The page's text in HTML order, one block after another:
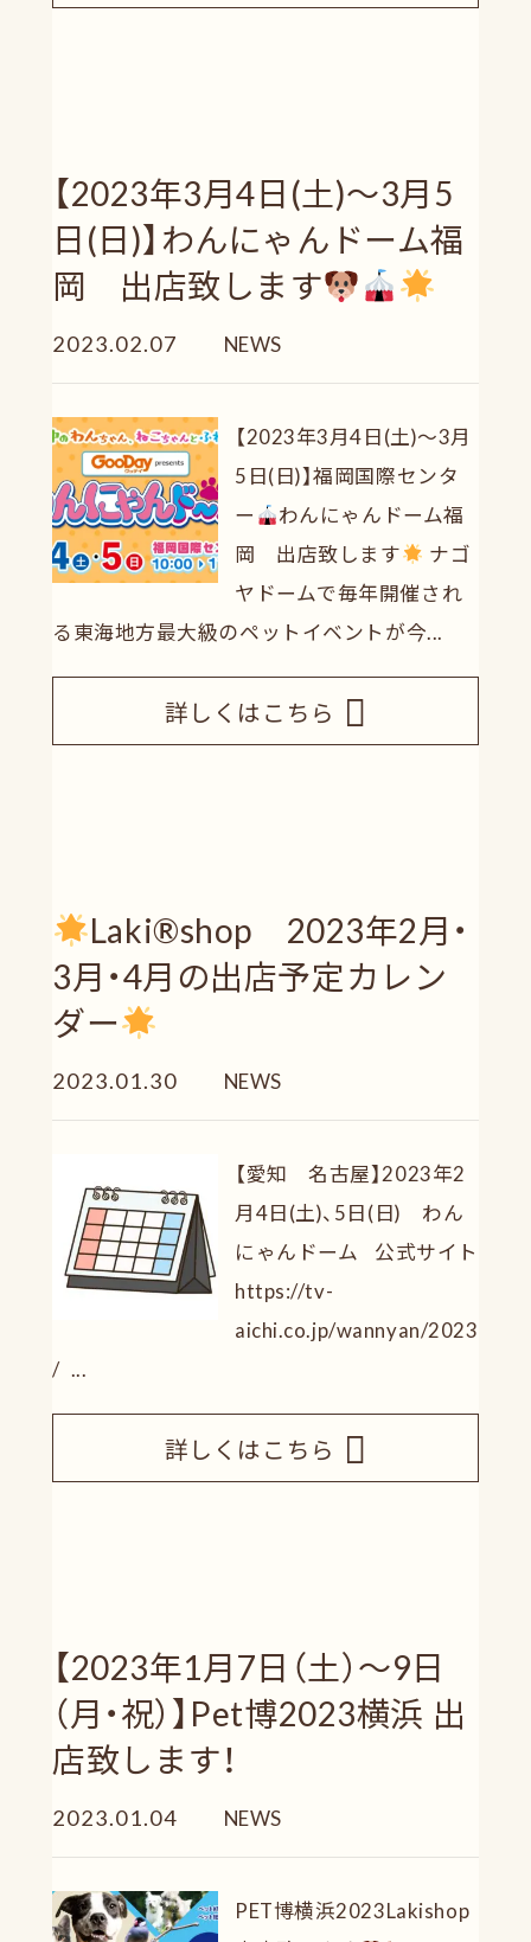
【2023年3月4日(土)～3月5
日(日)】わんにゃんドーム福
岡 出店致します
2023.02.07 NEWS
【2023年3月4日(土)～3月
5日(日)】福岡国際センタ
ー
わんにゃんドーム福
岡 出店致します
ナゴ
ヤドームで毎年開催され
る東海地方最大級のペットイベントが今...
詳しくはこちら
Laki®shop 2023年2月・
3月・4月の出店予定カレン
ダー
2023.01.30 NEWS
【愛知 名古屋】2023年2
月4日(土)、5日(日) わん
にゃんドーム 公式サイト
https://tv-
aichi.co.jp/wannyan/2023
/ ...
詳しくはこちら
【2023年1月7日（土）～9日
（月・祝）】Pet博2023横浜 出
店致します！
2023.01.04 NEWS
PET博横浜2023Lakishop